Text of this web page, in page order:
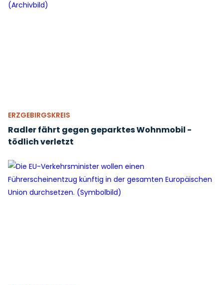
ERZGEBIRGSKREIS
Radler fährt gegen geparktes Wohnmobil -
tödlich verletzt